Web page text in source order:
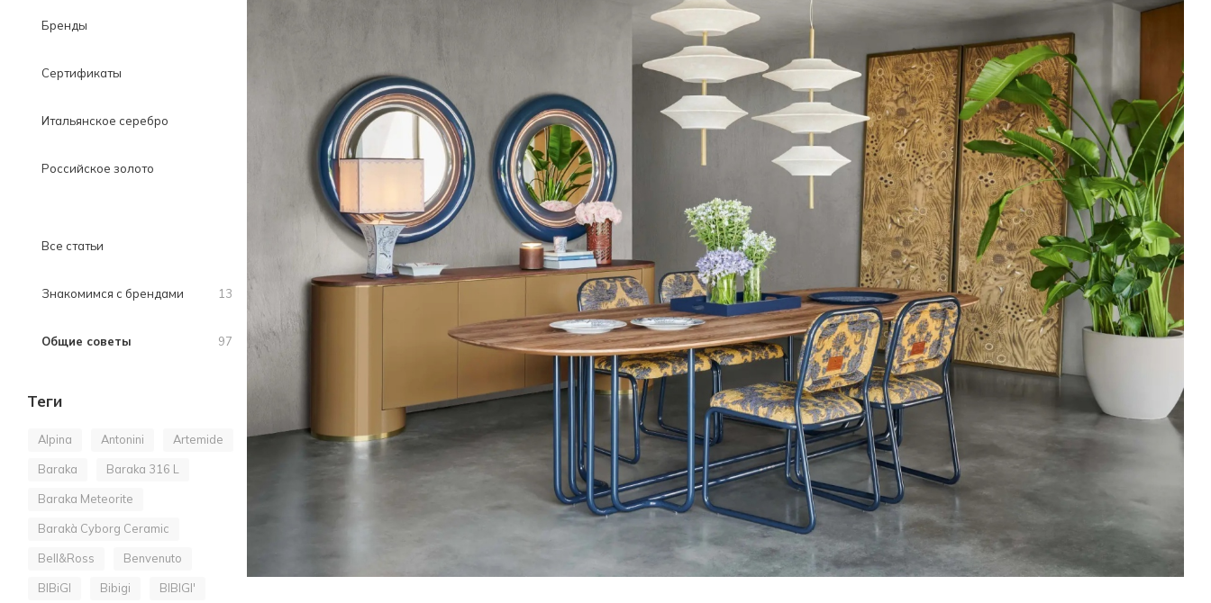
Бренды
Сертификаты
Итальянское серебро
Российское золото
Все статьи
Знакомимся с брендами 13
Общие советы 97
Теги
Alpina Antonini Artemide
Baraka Baraka 316 L
Baraka Meteorite
Barakà Cyborg Ceramic
Bell&Ross Benvenuto
BIBiGI Bibigi BIBIGI'